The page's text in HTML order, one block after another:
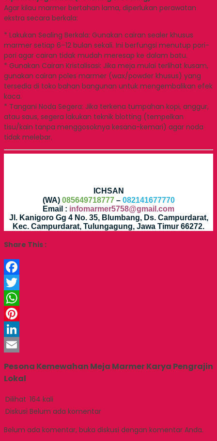
Agar kilau marmer bertahan lama, diperlukan perawatan
ekstra secara berkala:
* Lakukan Sealing Berkala: Gunakan cairan sealer khusus
marmer setiap 6–12 bulan sekali. Ini berfungsi menutup pori-
pori agar cairan tidak mudah meresap ke dalam batu.
* Gunakan Cairan Kristalisasi: Jika meja mulai terlihat kusam,
gunakan cairan poles marmer (wax/powder khusus) yang
tersedia di toko bahan bangunan untuk mengembalikan efek
kaca.
* Tangani Noda Segera: Jika terkena tumpahan kopi, anggur,
atau saus, segera lakukan teknik blotting (tempelkan
tisu/kain tanpa menggosoknya kesana-kemari) agar noda
tidak melebar.
ICHSAN
(WA) 085649718777– 082141677770
Email : infomarmer5758@gmail.com
Jl. Kanigoro Gg 4 No. 35, Blumbang, Ds. Campurdarat,
Kec. Campurdarat, Tulungagung, Jawa Timur 66272.
Share This :
Facebook
Twitter
WhatsApp
Pinterest
LinkedIn
Pesona Kemewahan Meja Marmer Karya Pengrajin
Lokal
Dilihat 164 kali
Diskusi Belum ada komentar
Belum ada komentar, buka diskusi dengan komentar Anda.